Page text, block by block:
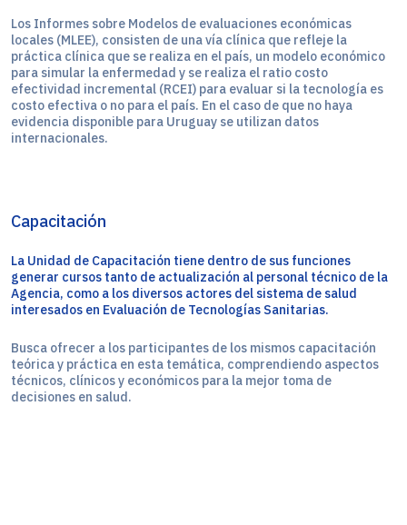
Los Informes sobre Modelos de evaluaciones económicas
locales (MLEE), consisten de una vía clínica que refleje la
práctica clínica que se realiza en el país, un modelo económico
para simular la enfermedad y se realiza el ratio costo
efectividad incremental (RCEI) para evaluar si la tecnología es
costo efectiva o no para el país. En el caso de que no haya
evidencia disponible para Uruguay se utilizan datos
internacionales.
Capacitación
La Unidad de Capacitación tiene dentro de sus funciones
generar cursos tanto de actualización al personal técnico de la
Agencia, como a los diversos actores del sistema de salud
interesados en Evaluación de Tecnologías Sanitarias.
Busca ofrecer a los participantes de los mismos capacitación
teórica y práctica en esta temática, comprendiendo aspectos
técnicos, clínicos y económicos para la mejor toma de
decisiones en salud.